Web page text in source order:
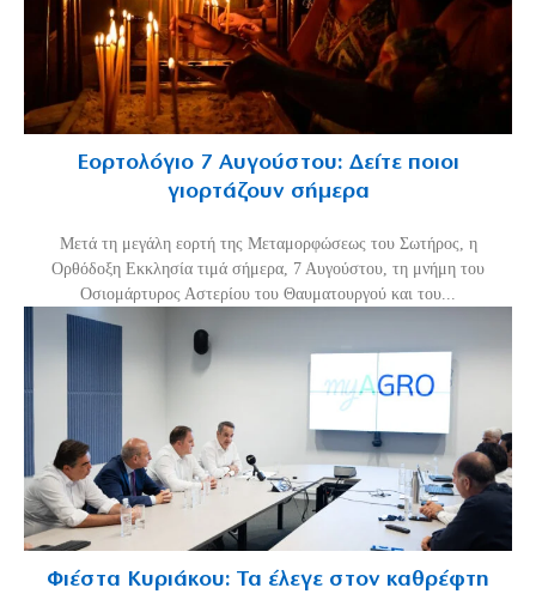
Εορτολόγιο 7 Αυγούστου: Δείτε ποιοι
γιορτάζουν σήμερα
Μετά τη μεγάλη εορτή της Μεταμορφώσεως του Σωτήρος, η
Ορθόδοξη Εκκλησία τιμά σήμερα, 7 Αυγούστου, τη μνήμη του
Οσιομάρτυρος Αστερίου του Θαυματουργού και του...
Φιέστα Κυριάκου: Τα έλεγε στον καθρέφτη